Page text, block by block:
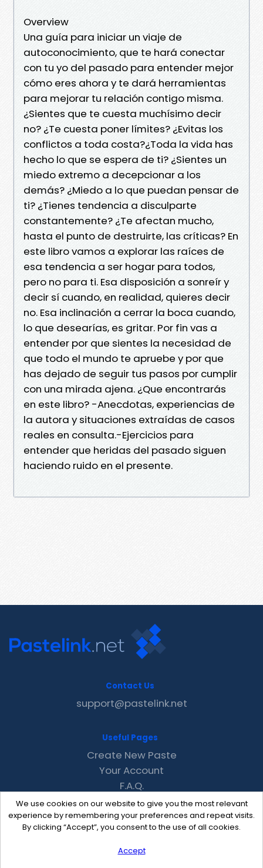
Overview
Una guía para iniciar un viaje de
autoconocimiento, que te hará conectar
con tu yo del pasado para entender mejor
cómo eres ahora y te dará herramientas
para mejorar tu relación contigo misma.
¿Sientes que te cuesta muchísimo decir
no? ¿Te cuesta poner límites? ¿Evitas los
conflictos a toda costa?¿Toda la vida has
hecho lo que se espera de ti? ¿Sientes un
miedo extremo a decepcionar a los
demás? ¿Miedo a lo que puedan pensar de
ti? ¿Tienes tendencia a disculparte
constantemente? ¿Te afectan mucho,
hasta el punto de destruirte, las críticas? En
este libro vamos a explorar las raíces de
esa tendencia a ser hogar para todos,
pero no para ti. Esa disposición a sonreír y
decir sí cuando, en realidad, quieres decir
no. Esa inclinación a cerrar la boca cuando,
lo que desearías, es gritar. Por fin vas a
entender por que sientes la necesidad de
que todo el mundo te apruebe y por que
has dejado de seguir tus pasos por cumplir
con una mirada ajena. ¿Que encontrarás
en este libro? -Anecdotas, experiencias de
la autora y situaciones extraídas de casos
reales en consulta.-Ejercicios para
entender que heridas del pasado siguen
haciendo ruido en el presente.
We use cookies on our website to give you the most relevant
experience by remembering your preferences and repeat visits.
By clicking “Accept”, you consent to the use of all cookies.
Accept
Contact Us
support@pastelink.net
Useful Pages
Create New Paste
Your Account
F.A.Q.
Recent
Contact